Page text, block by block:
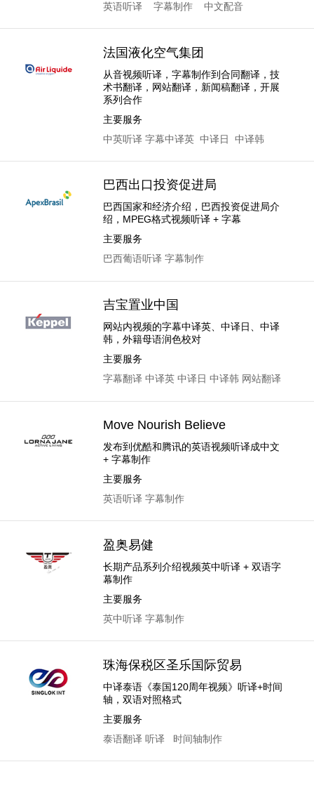
英语听译
字幕制作 中文配音
法国液化空气集团
从音视频听译，字幕制作到合同翻译，技
术书翻译，网站翻译，新闻稿翻译，开展
系列合作
主要服务
中英听译 字幕中译英 中译日 中译韩
巴西出口投资促进局
巴西国家和经济介绍，巴西投资促进局介
绍，MPEG格式视频听译 + 字幕
主要服务
巴西葡语听译字幕制作
吉宝置业中国
网站内视频的字幕中译英、中译日、中译
韩，外籍母语润色校对
主要服务
字幕翻译 中译英 中译日 中译韩 网站翻译
Move Nourish Believe
发布到优酷和腾讯的英语视频听译成中文
+ 字幕制作
主要服务
英语听译 字幕制作
盈奥易健
长期产品系列介绍视频英中听译 + 双语字
幕制作
主要服务
英中听译 字幕制作
珠海保税区圣乐国际贸易
中译泰语《泰国120周年视频》听译+时间
轴，双语对照格式
主要服务
泰语翻译 听译 时间轴制作